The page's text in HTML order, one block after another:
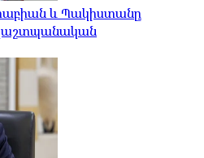
և Պակիստանը